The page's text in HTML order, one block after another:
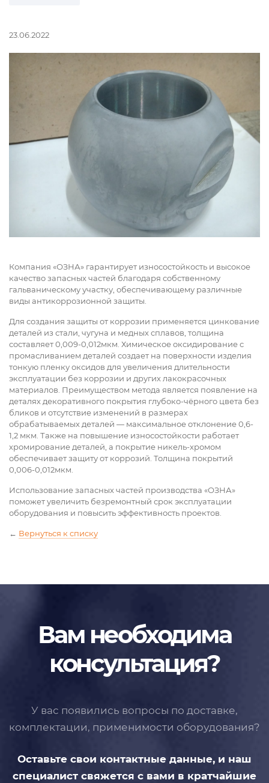
23.06.2022
Компания «ОЗНА» гарантирует износостойкость и высокое
качество запасных частей благодаря собственному
гальваническому участку, обеспечивающему различные
виды антикоррозионной защиты.
Для создания защиты от коррозии применяется цинкование
деталей из стали, чугуна и медных сплавов, толщина
составляет 0,009-0,012мкм. Химическое оксидирование с
промасливанием деталей создает на поверхности изделия
тонкую пленку оксидов для увеличения длительности
эксплуатации без коррозии и других лакокрасочных
материалов. Преимуществом метода является появление на
деталях декоративного покрытия глубоко-чёрного цвета без
бликов и отсутствие изменений в размерах
обрабатываемых деталей — максимальное отклонение 0,6-
1,2 мкм. Также на повышение износостойкости работает
хромирование деталей, а покрытие никель-хромом
обеспечивает защиту от коррозий. Толщина покрытий
0,006-0,012мкм.
Использование запасных частей производства «ОЗНА»
поможет увеличить безремонтный срок эксплуатации
оборудования и повысить эффективность проектов.
← Вернуться к списку
Вам необходима
консультация?
У вас появились вопросы по доставке,
комплектации, применимости оборудования?
Оставьте свои контактные данные, и наш
специалист свяжется с вами в кратчайшие